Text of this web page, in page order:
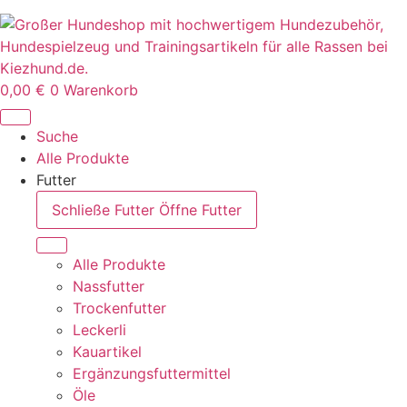
0,00 € 0 Warenkorb
Suche
Alle Produkte
Futter
Schließe Futter Öffne Futter
Alle Produkte
Nassfutter
Trockenfutter
Leckerli
Kauartikel
Ergänzungsfuttermittel
Öle